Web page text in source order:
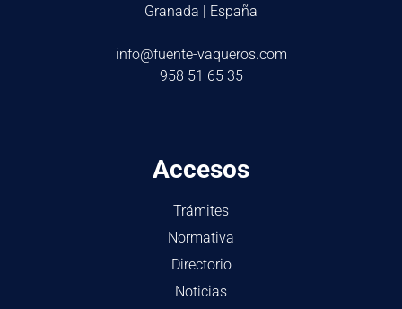
Granada | España
info@fuente-vaqueros.com
958 51 65 35
Accesos
Trámites
Normativa
Directorio
Noticias